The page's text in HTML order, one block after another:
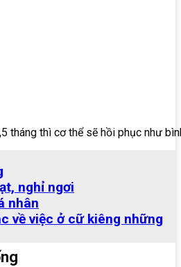
tháng thì cơ thể sẽ hồi phục như
nghỉ ngơi
nhân
về việc ở cữ kiêng những